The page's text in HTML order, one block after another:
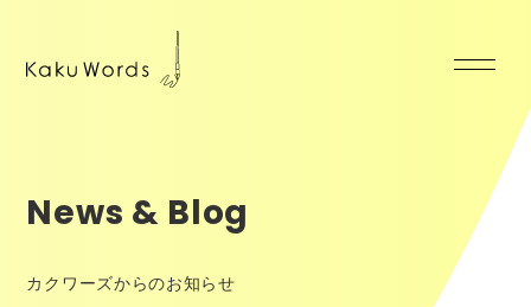
News & Blog
カクワーズからのお知らせ